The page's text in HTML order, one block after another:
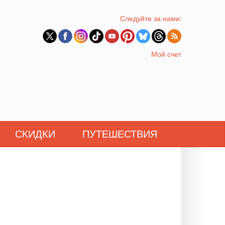
Следуйте за нами:
Мой счет
СКИДКИ ПУТЕШЕСТВИЯ